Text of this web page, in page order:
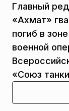
Главный
«Ахмат»
погиб в
военной
«Союз